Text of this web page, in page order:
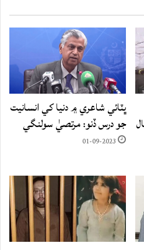
ڀٽائي شاعري ۾ دنيا کي انسانيت
جو درس ڏنو: مرتصيٰ سولنگي
01-09-2023